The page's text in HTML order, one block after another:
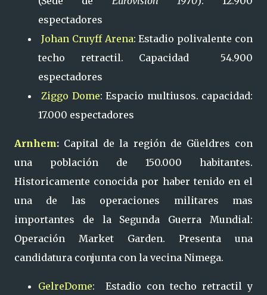
espectadores
Johan Cruyff Arena: Estadio polivalente con
techo retractil. Capacidad 54.900
espectadores
Ziggo Dome: Espacio multiusos. capacidad:
17.000 espectadores
Arnhem: Capital de la región de Güeldres con
una población de 150.000 habitantes.
Historicamente conocida por haber tenido en el
una de las operaciones militares mas
importantes de la Segunda Guerra Mundial:
Operación Market Garden. Presenta una
candidatura conjunta con la vecina Nimega.
GelreDome: Estadio con techo retractil y